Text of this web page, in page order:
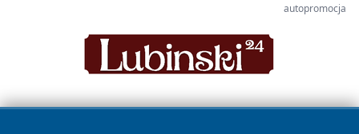
autopromocja